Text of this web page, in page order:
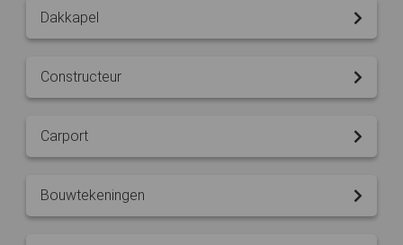
Dakkapel
Constructeur
Carport
Bouwtekeningen